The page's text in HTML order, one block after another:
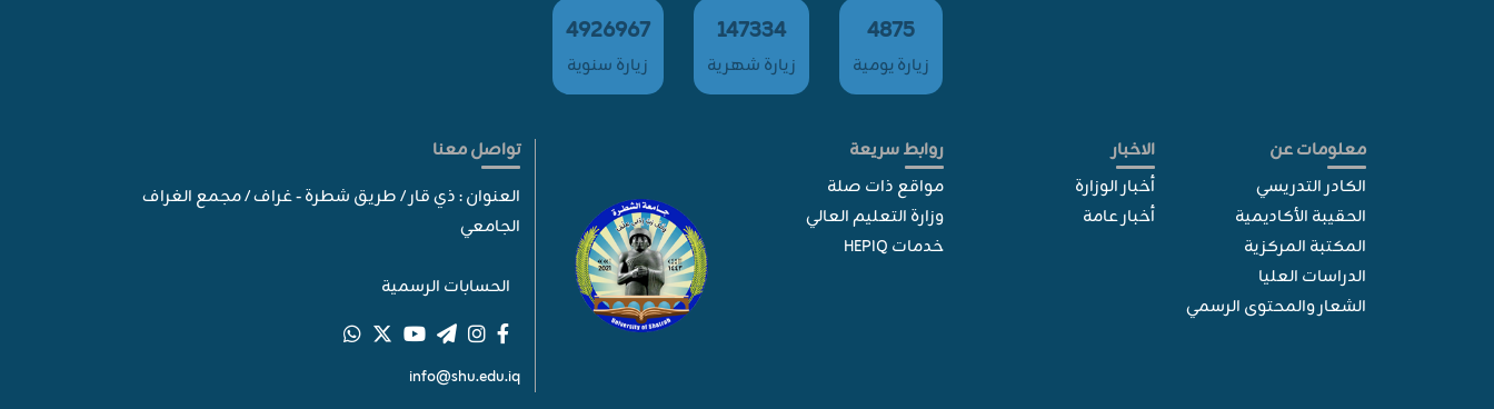
4875
زيارة يومية
147334
زيارة شهرية
4926967
زيارة سنوية
معلومات عن
الكادر التدريسي
الحقيبة الأكاديمية
المكتبة المركزية
الدراسات العليا
الشعار والمحتوى الرسمي
الاخبار
أخبار الوزارة
أخبار عامة
روابط سريعة
مواقع ذات صلة
وزارة التعليم العالي
خدمات HEPIQ
تواصل معنا
العنوان : ذي قار / طريق شطرة - غراف / مجمع الغراف
الجامعي
الحسابات الرسمية
info@shu.edu.iq